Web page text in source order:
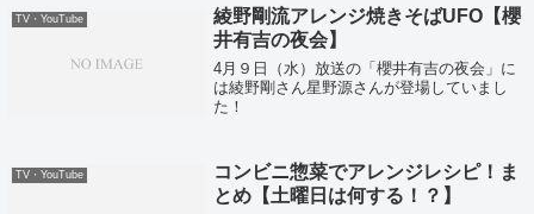
TV・YouTube
綾野剛流アレンジ焼きそばUFO【櫻
井有吉の夜会】
4月９日（水）放送の「櫻井有吉の夜会」に
は綾野剛さん星野源さんが登場していまし
た！
TV・YouTube
コンビニ惣菜でアレンジレシピ！ま
とめ【土曜日は何する！？】